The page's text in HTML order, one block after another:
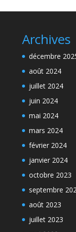
Archives
décembre
août 2024
juillet 2024
juin 2024
mai 2024
mars 2024
février 2024
janvier 2024
octobre 2023
septembre
août 2023
juillet 2023